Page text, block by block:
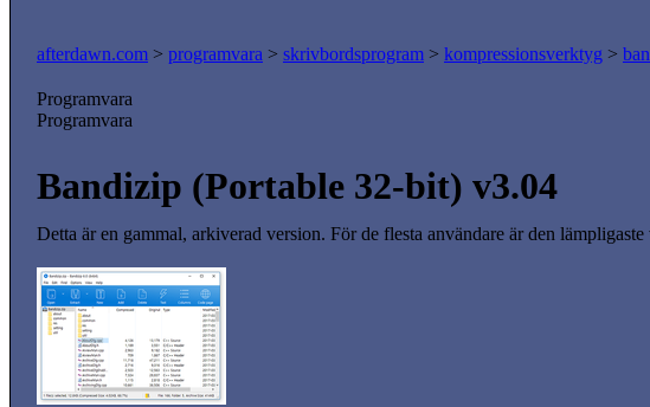
afterdawn.com > programvara > skrivbordsprogram > kompressionsverktyg >
Programvara
Programvara
Bandizip (Portable 32-bit) v3.04
Detta är en gammal, arkiverad version. För de flesta användare är den lämpligaste